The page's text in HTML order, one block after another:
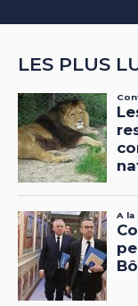
LES PLUS